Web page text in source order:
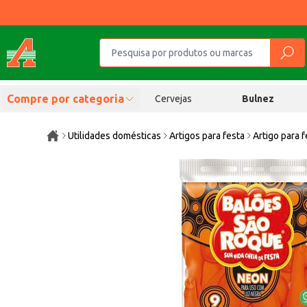
Compre por categoria Cervejas Bulnez
Utilidades domésticas Artigos para festa Artigo para